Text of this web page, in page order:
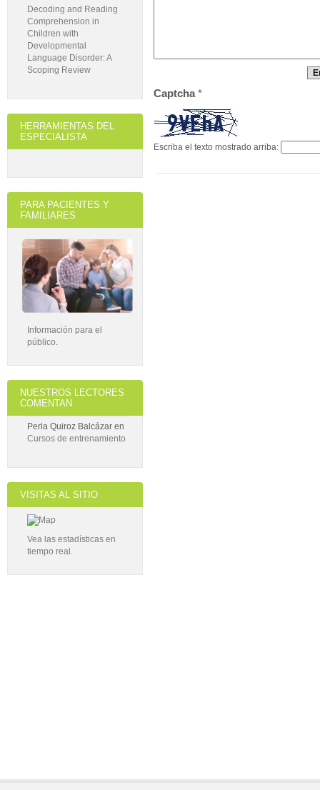
Captcha*
Escriba el texto mostrado arriba:
Decoding and Reading
Comprehension in
Children with
Developmental
Language Disorder: A
Scoping Review
HERRAMIENTAS DEL
ESPECIALISTA
PARA PACIENTES Y
FAMILIARES
Información para el
público.
NUESTROS LECTORES
COMENTAN
Perla Quiroz Balcázar en
Cursos de entrenamiento
VISITAS AL SITIO
Vea las estadísticas en
tiempo real.